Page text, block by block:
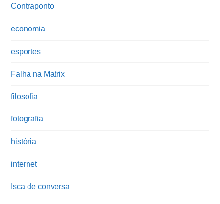
Contraponto
economia
esportes
Falha na Matrix
filosofia
fotografia
história
internet
Isca de conversa